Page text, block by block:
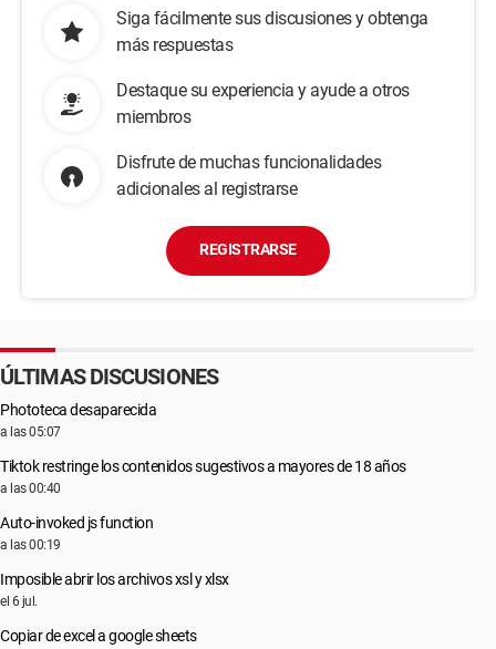
Siga fácilmente sus discusiones y obtenga
más respuestas
Destaque su experiencia y ayude a otros
miembros
Disfrute de muchas funcionalidades
adicionales al registrarse
REGISTRARSE
ÚLTIMAS DISCUSIONES
Phototeca desaparecida
a las 05:07
Tiktok restringe los contenidos sugestivos a mayores de 18 años
a las 00:40
Auto-invoked js function
a las 00:19
Imposible abrir los archivos xsl y xlsx
el 6 jul.
Copiar de excel a google sheets